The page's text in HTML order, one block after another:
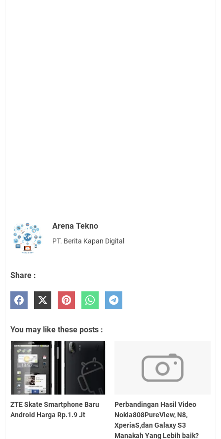
Arena Tekno
PT. Berita Kapan Digital
Share :
You may like these posts :
ZTE Skate Smartphone Baru
Android Harga Rp.1.9 Jt
Perbandingan Hasil Video
Nokia808PureView, N8,
XperiaS,dan Galaxy S3
Manakah Yang Lebih baik?